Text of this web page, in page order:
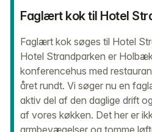
Faglært kok til Hotel
Faglært kok søges til Hotel
Hotel Strandparken er
konferencehus med
året rundt. Vi søger nu en
aktiv del af den daglige drift
af vores køkken. Det her er
armbevægelser og tomme